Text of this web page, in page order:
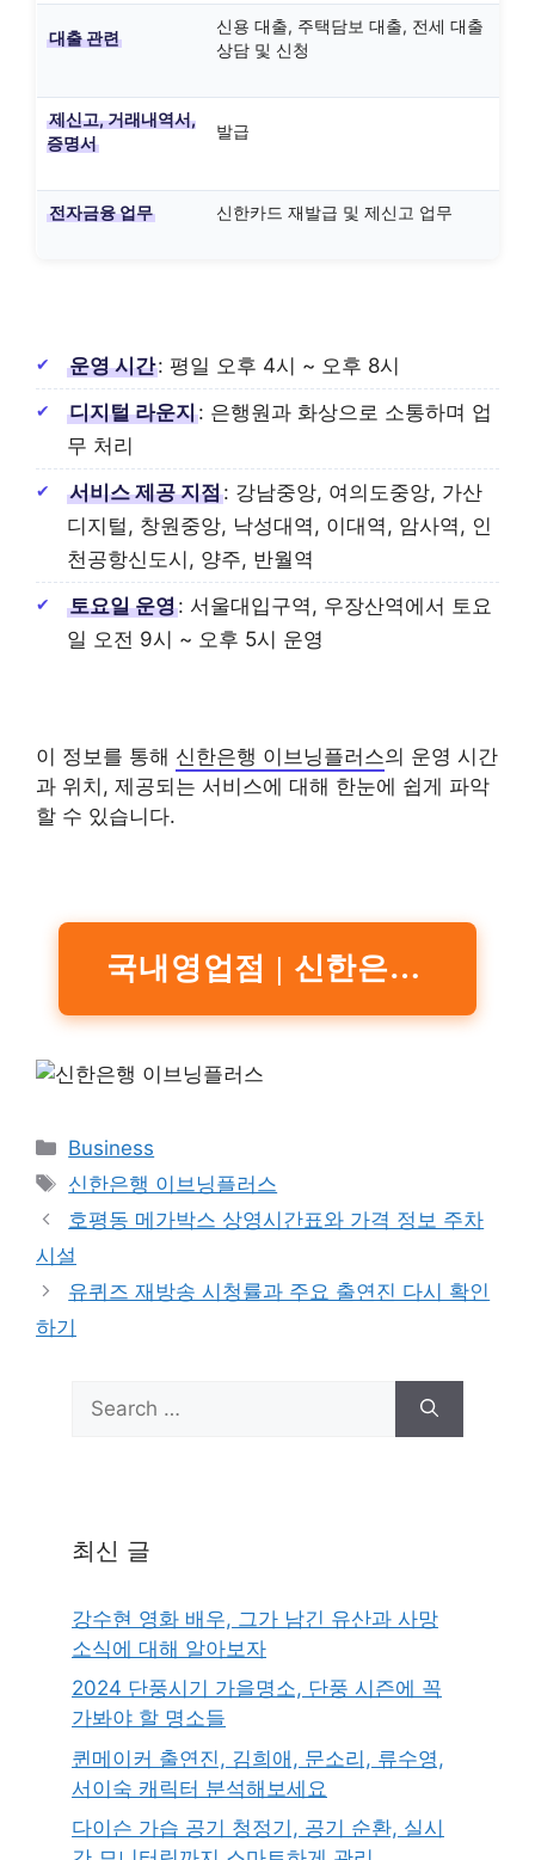
대출 관련
신용 대출, 주택담보 대출, 전세 대출
상담 및 신청
제신고, 거래내역서,
증명서
발급
전자금융 업무 신한카드 재발급 및 제신고 업무
운영 시간: 평일 오후 4시 ~ 오후 8시
디지털 라운지: 은행원과 화상으로 소통하며 업
무 처리
서비스 제공 지점: 강남중앙, 여의도중앙, 가산
디지털, 창원중앙, 낙성대역, 이대역, 암사역, 인
천공항신도시, 양주, 반월역
토요일 운영: 서울대입구역, 우장산역에서 토요
일 오전 9시 ~ 오후 5시 운영
이 정보를 통해 신한은행 이브닝플러스의 운영 시간
과 위치, 제공되는 서비스에 대해 한눈에 쉽게 파악
할 수 있습니다.
국내영업점 | 신한은행 홈페이지
Categories
Business
Tags
신한은행 이브닝플러스
호평동 메가박스 상영시간표와 가격 정보 주차
시설
유퀴즈 재방송 시청률과 주요 출연진 다시 확인
하기
for:
최신 글
강수현 영화 배우, 그가 남긴 유산과 사망
소식에 대해 알아보자
2024 단풍시기 가을명소, 단풍 시즌에 꼭
가봐야 할 명소들
퀸메이커 출연진, 김희애, 문소리, 류수영,
서이숙 캐릭터 분석해보세요
다이슨 가습 공기 청정기, 공기 순환, 실시